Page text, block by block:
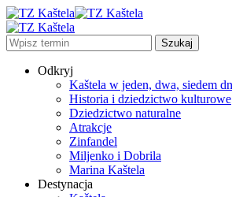
Odkryj
Kaštela w jeden, dwa, siedem
Historia i dziedzictwo kulturowe
Dziedzictwo naturalne
Atrakcje
Zinfandel
Miljenko i Dobrila
Marina Kaštela
Destynacja